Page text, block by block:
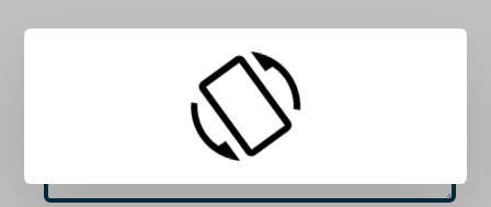
Digite Albanês caracteres para a caixa: